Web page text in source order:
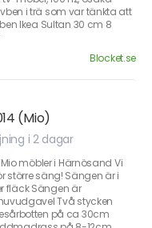
i trä som var tänkta att
Ikea Sultan 30 cm 8
Blocket.se
(Mio)
i 2 dagar
möbler i Härnösand Vi
större säng! Sängen är i
fläck Sängen är
Två stycken
på ca 30cm